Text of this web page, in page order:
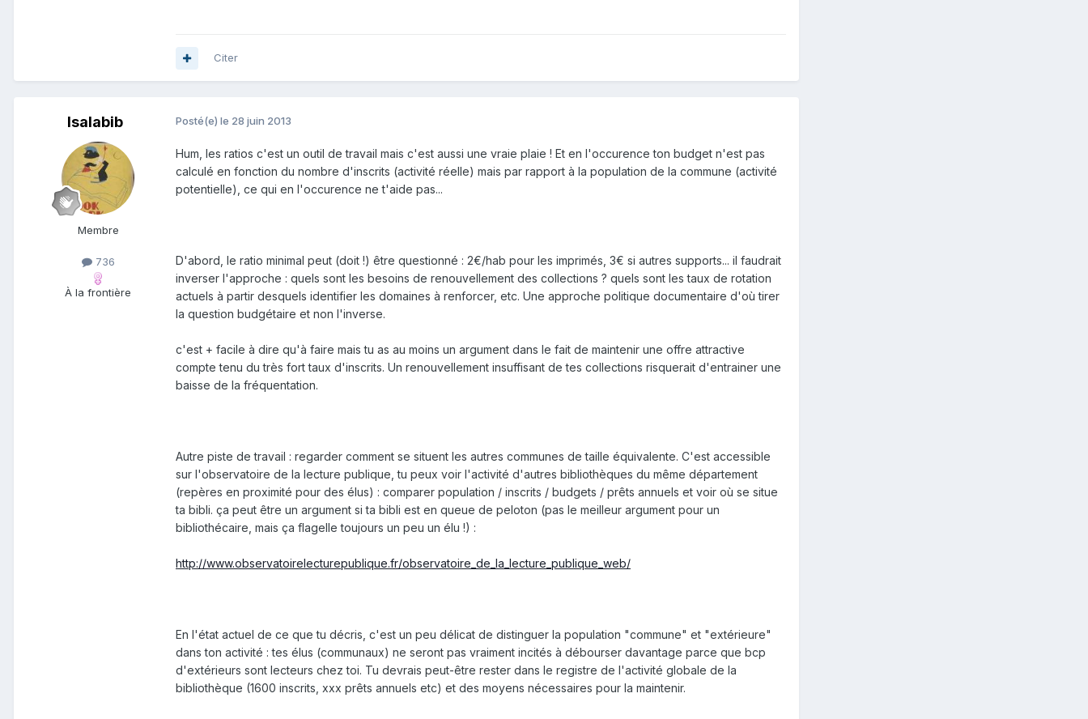
Citer
Isalabib
Membre
736
À la frontière
Posté(e) le 28 juin 2013
Hum, les ratios c'est un outil de travail mais c'est aussi une vraie plaie ! Et en l'occurence ton budget n'est pas
calculé en fonction du nombre d'inscrits (activité réelle) mais par rapport à la population de la commune (activité
potentielle), ce qui en l'occurence ne t'aide pas...
D'abord, le ratio minimal peut (doit !) être questionné : 2€/hab pour les imprimés, 3€ si autres supports... il faudrait
inverser l'approche : quels sont les besoins de renouvellement des collections ? quels sont les taux de rotation
actuels à partir desquels identifier les domaines à renforcer, etc. Une approche politique documentaire d'où tirer
la question budgétaire et non l'inverse.
c'est + facile à dire qu'à faire mais tu as au moins un argument dans le fait de maintenir une offre attractive
compte tenu du très fort taux d'inscrits. Un renouvellement insuffisant de tes collections risquerait d'entrainer une
baisse de la fréquentation.
Autre piste de travail : regarder comment se situent les autres communes de taille équivalente. C'est accessible
sur l'observatoire de la lecture publique, tu peux voir l'activité d'autres bibliothèques du même département
(repères en proximité pour des élus) : comparer population / inscrits / budgets / prêts annuels et voir où se situe
ta bibli. ça peut être un argument si ta bibli est en queue de peloton (pas le meilleur argument pour un
bibliothécaire, mais ça flagelle toujours un peu un élu !) :
http://www.observatoirelecturepublique.fr/observatoire_de_la_lecture_publique_web/
En l'état actuel de ce que tu décris, c'est un peu délicat de distinguer la population "commune" et "extérieure"
dans ton activité : tes élus (communaux) ne seront pas vraiment incités à débourser davantage parce que bcp
d'extérieurs sont lecteurs chez toi. Tu devrais peut-être rester dans le registre de l'activité globale de la
bibliothèque (1600 inscrits, xxx prêts annuels etc) et des moyens nécessaires pour la maintenir.